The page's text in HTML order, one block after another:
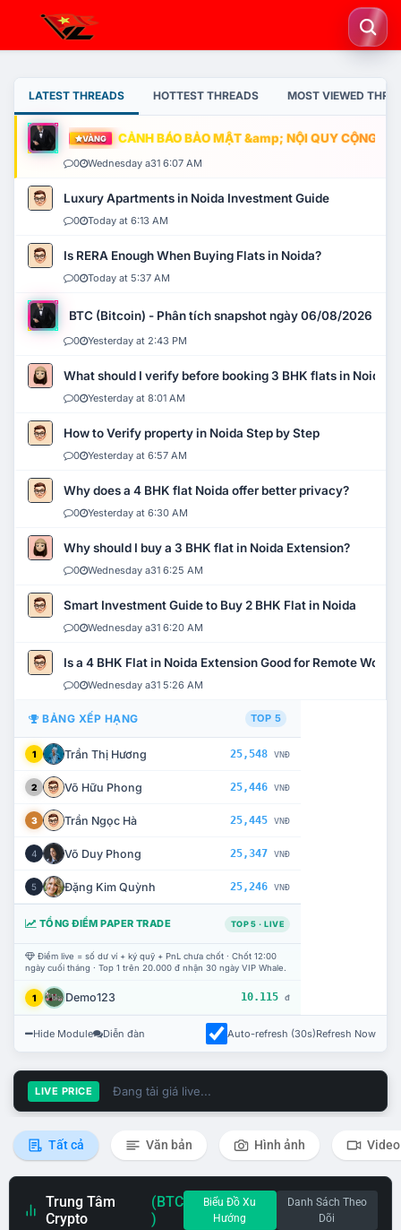
LATEST THREADS HOTTEST THREADS MOST VIEWED
VÀNG CẢNH BÁO BẢO MẬT &amp; NỘI QUY CỘNG
0 Wednesday a31 6:07 AM
Luxury Apartments in Noida Investment Guide
0 Today at 6:13 AM
Is RERA Enough When Buying Flats in Noida?
0 Today at 5:37 AM
BTC (Bitcoin) - Phân tích snapshot ngày 06/08/2026
0 Yesterday at 2:43 PM
What should I verify before booking 3 BHK flats in Noida?
0 Yesterday at 8:01 AM
How to Verify property in Noida Step by Step
0 Yesterday at 6:57 AM
Why does a 4 BHK flat Noida offer better privacy?
0 Yesterday at 6:30 AM
Why should I buy a 3 BHK flat in Noida Extension?
0 Wednesday a31 6:25 AM
Smart Investment Guide to Buy 2 BHK Flat in Noida
0 Wednesday a31 6:20 AM
Is a 4 BHK Flat in Noida Extension Good for Remote Work?
0 Wednesday a31 5:26 AM
BẢNG XẾP HẠNG TOP 5
1 Trần Thị Hương 25,548 VNĐ
2 Võ Hữu Phong 25,446 VNĐ
3 Trần Ngọc Hà 25,445 VNĐ
4 Võ Duy Phong 25,347 VNĐ
5 Đặng Kim Quỳnh 25,246 VNĐ
TỔNG ĐIỂM PAPER TRADE TOP 5 · LIVE
Điểm live = số dư ví + ký quỹ + PnL chưa chốt · Chốt 12:00
ngày cuối tháng · Top 1 trên 20.000 đ nhận 30 ngày VIP Whale.
1 Demo123 10.115 đ
Hide Module Diễn đàn Auto-refresh (30s)Refresh Now
LIVE PRICE Đang tải giá live...
Tất cả Văn bản Hình ảnh Video
Trung Tâm
Crypto
(BTC
)
Biểu Đồ Xu
Hướng
Danh Sách Theo
Dõi